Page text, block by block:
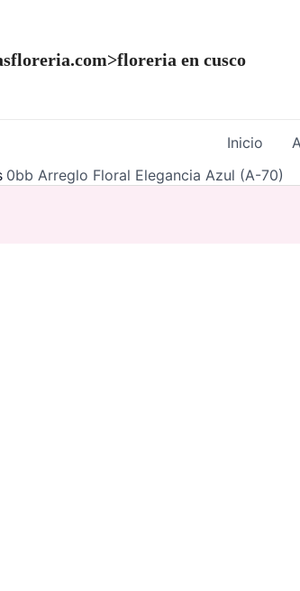
en cusco
Inicio
Arreglo Floral Elegancia Azul (A-70)